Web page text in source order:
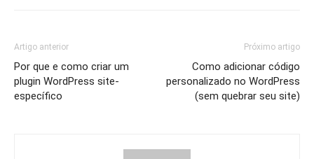
Artigo anterior
Por que e como criar um
plugin WordPress site-
específico
Próximo artigo
Como adicionar código
personalizado no WordPress
(sem quebrar seu site)